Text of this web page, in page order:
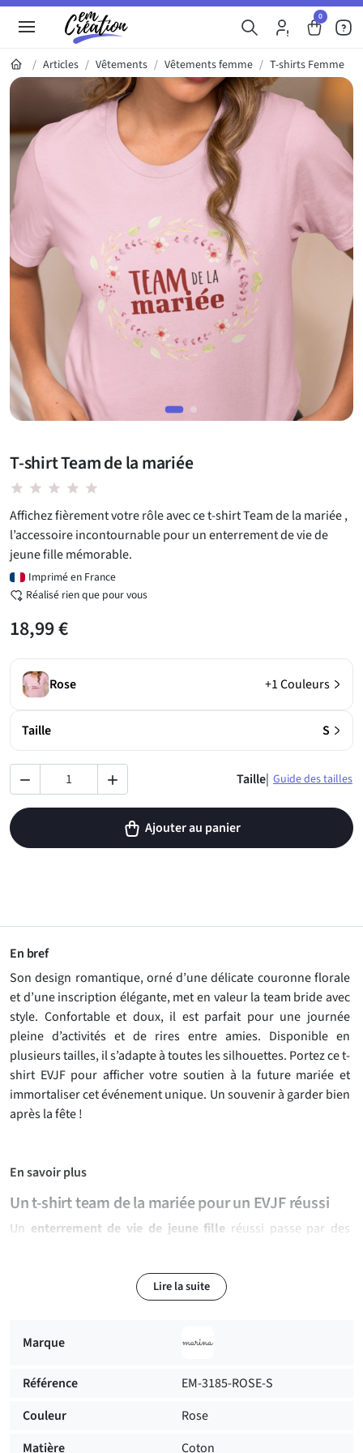
0
Articles Vêtements Vêtements femme T-shirts Femme
Galerie du produit
T-shirt Team de la mariée
star star star star star
Affichez fièrement votre rôle avec ce t-shirt Team de la mariée ,
l’accessoire incontournable pour un enterrement de vie de
jeune fille mémorable.
Imprimé en France
Réalisé rien que pour vous
18,99 €
Rose +1 Couleurs
Taille S ›
Taille| Guide des tailles
 
Ajouter au panier
En bref
Son design romantique, orné d’une délicate couronne florale
et d’une inscription élégante, met en valeur la team bride avec
style. Confortable et doux, il est parfait pour une journée
pleine d’activités et de rires entre amies. Disponible en
plusieurs tailles, il s’adapte à toutes les silhouettes. Portez ce t-
shirt EVJF pour afficher votre soutien à la future mariée et
immortaliser cet événement unique. Un souvenir à garder bien
après la fête !
En savoir plus
Un t-shirt team de la mariée pour un EVJF réussi
Un enterrement de vie de jeune fille réussi passe par des
participantes et marquer l’événement avec élégance. Son
design délicat, avec une couronne de fleurs aux tons pastel et
à votre tenue. Facile à associer avec un jean, une jupe ou un
festive en l’honneur de la future mariée.
Un confort optimal pour une journée pleine d’émotions
Lire la suite
Marque
Référence
EM-3185-ROSE-S
Couleur
Rose
Matière
Coton